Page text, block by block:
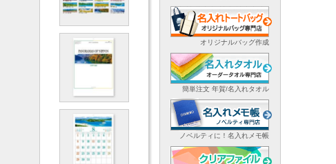
オリジナルバッグ作成
簡単注文 年賀/名入れタオル
ノベルティに！名入れメモ帳